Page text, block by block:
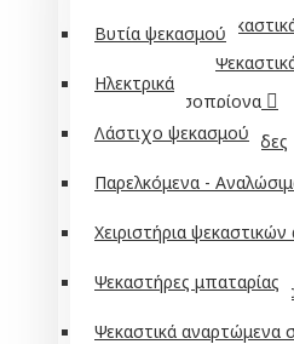
Βυτία ψεκασμού
Ηλεκτρικά
Λάστιχο ψεκασμού
Παρελκόμενα -
Χειριστήρια ψεκαστικών
Ψεκαστήρες μπαταρίας
Ψεκαστικά αναρτώμενα
Αλυσοπρίονα
Αλυσίδες
Βενζίνης